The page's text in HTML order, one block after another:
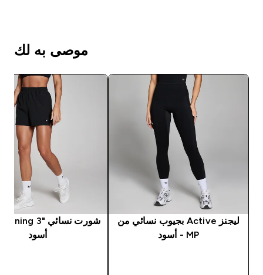
موصى به لك
ليجنز Active بجيوب نسائي من
MP - أسود
أسود